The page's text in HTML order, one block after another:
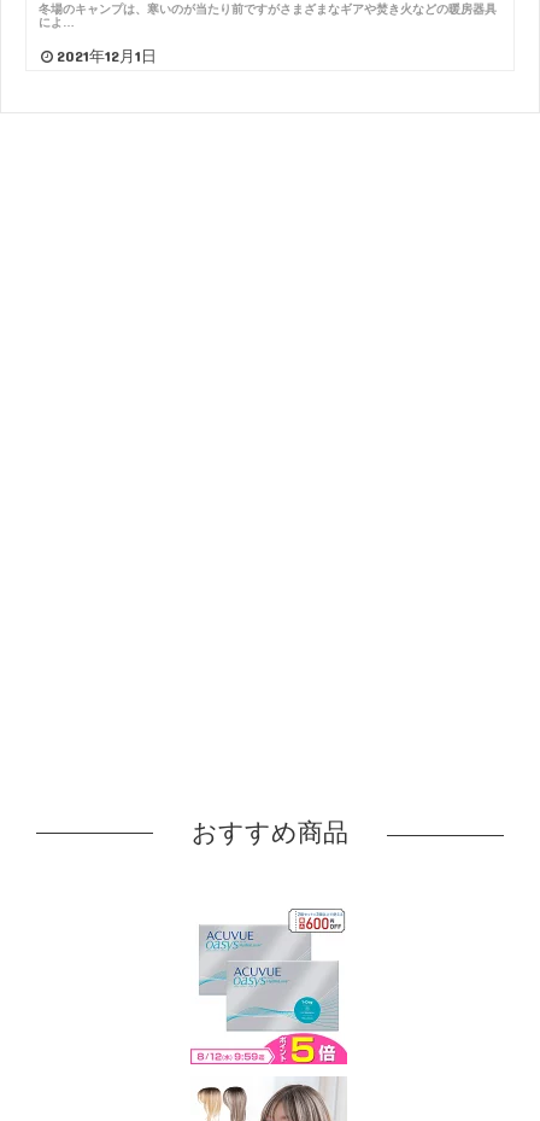
冬場のキャンプは、寒いのが当たり前ですがさまざまなギアや焚き火などの暖房器具
によ…
2021年12月1日
おすすめ商品